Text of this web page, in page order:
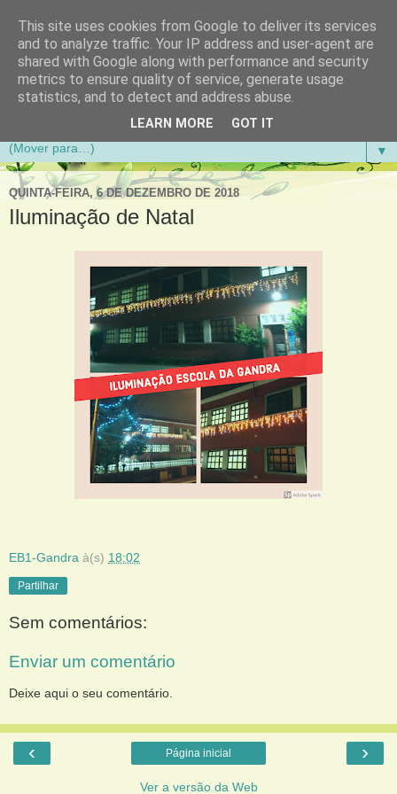
Aventuras de Palmo e Meio
Blogue da Escola Básica do 1.º Ciclo da Gandra em
▼
QUINTA-FEIRA, 6 DE DEZEMBRO DE 2018
Iluminação de Natal
EB1-Gandra à(s) 18:02
Partilhar
Sem comentários:
Enviar um comentário
Deixe aqui o seu comentário.
‹ ›
Página inicial
Ver a versão da Web
This site uses cookies from Google to deliver its services
and to analyze traffic. Your IP address and user-agent are
shared with Google along with performance and security
metrics to ensure quality of service, generate usage
statistics, and to detect and address abuse.
LEARN MORE GOT IT